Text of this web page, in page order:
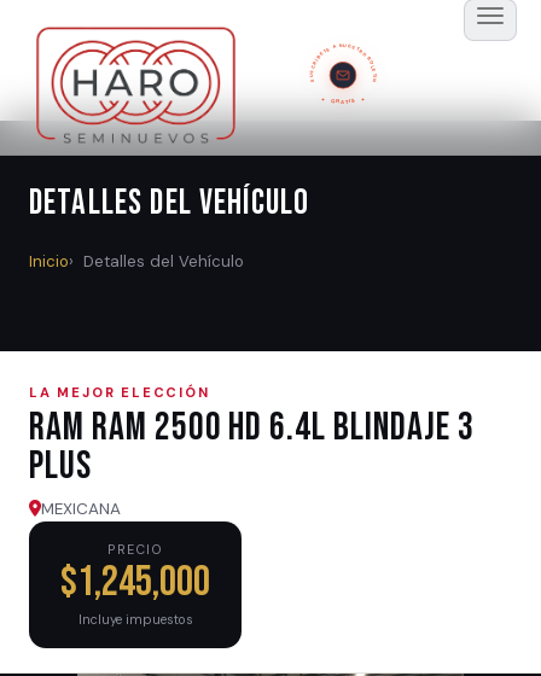
SUSCRÍBETE A NUESTRO BOLETÍN
GRATIS
Detalles del Vehículo
Inicio Detalles del Vehículo
LA MEJOR ELECCIÓN
Ram RAM 2500 HD 6.4L BLINDAJE 3
PLUS
MEXICANA
PRECIO
$1,245,000
Incluye impuestos